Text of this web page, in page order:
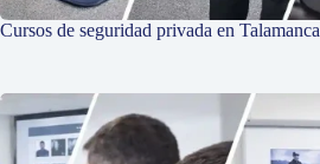
Cursos de seguridad privada en Talamanca